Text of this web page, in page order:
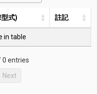
式) 註記
in table
0 entries
Next